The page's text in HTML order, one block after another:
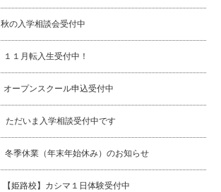
秋の入学相談会受付中
１１月転入生受付中！
オープンスクール申込受付中
ただいま入学相談受付中です
冬季休業（年末年始休み）のお知らせ
【姫路校】カシマ１日体験受付中